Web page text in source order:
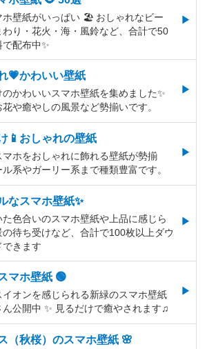
ホ壁紙がいっぱい 🏖 おしゃれなビー
わり・花火・海・風鈴など、合計で50
配布中✨
💗かわいい壁紙
のかわいいスマホ壁紙を集めました✨
や癒やしの風景など勢揃いです。
📱おしゃれの壁紙
マホをおしゃれに飾れる壁紙が勢揃
ル系やガーリー系まで種類豊富です。
なスマホ壁紙✨
た色合いのスマホ壁紙や上品に感じら
の待ち受けなど、合計で100枚以上ダウ
できます
マホ壁紙 🟢
イオンを感じられる新緑のスマホ壁紙
ん公開中 ✨ 見るだけで癒やされます♫
（秋桜）のスマホ壁紙 🌸